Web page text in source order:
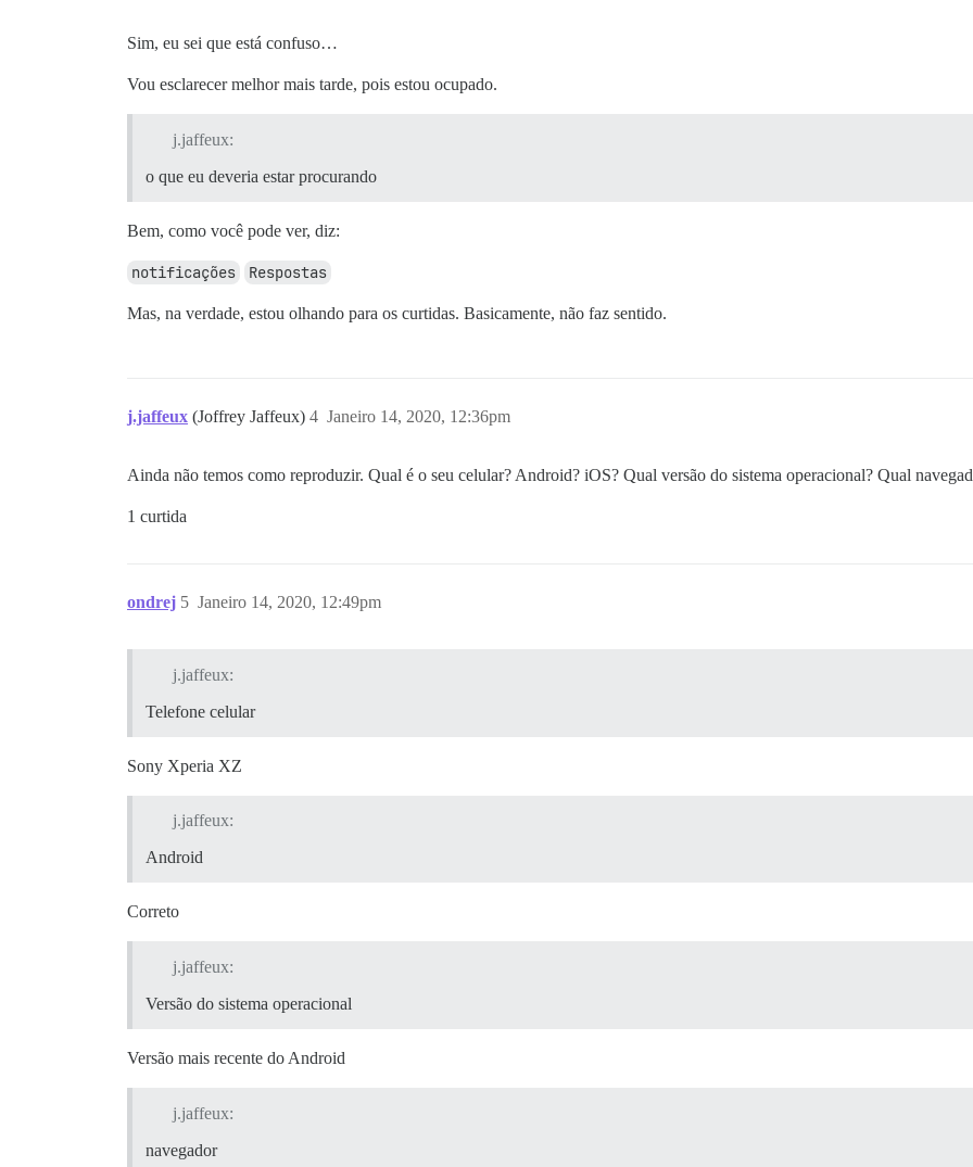
Sim, eu sei que está confuso…
Vou esclarecer melhor mais tarde, pois estou ocupado.
j.jaffeux:
o que eu deveria estar procurando
Bem, como você pode ver, diz:
notificações Respostas
Mas, na verdade, estou olhando para os curtidas. Basicamente, não faz sentido.
j.jaffeux (Joffrey Jaffeux) Janeiro 14, 2020, 12:36pm
4
Ainda não temos como reproduzir. Qual é o seu celular? Android? iOS? Qual versão do sistema operacional? Qual
1 curtida
ondrej Janeiro 14, 2020, 12:49pm
5
j.jaffeux:
Telefone celular
Sony Xperia XZ
j.jaffeux:
Android
Correto
j.jaffeux:
Versão do sistema operacional
Versão mais recente do Android
j.jaffeux:
navegador